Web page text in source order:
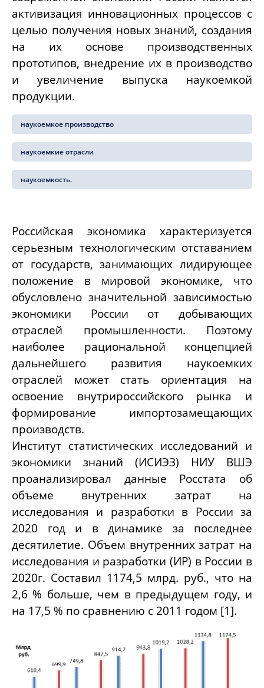
активизация инновационных процессов с
целью получения новых знаний, создания
на их основе производственных
прототипов, внедрение их в производство
и увеличение выпуска наукоемкой
продукции.
наукоемкое производство
наукоемкие отрасли
наукоемкость.
Российская экономика характеризуется
серьезным технологическим отставанием
от государств, занимающих лидирующее
положение в мировой экономике, что
обусловлено значительной зависимостью
экономики России от добывающих
отраслей промышленности. Поэтому
наиболее рациональной концепцией
дальнейшего развития наукоемких
отраслей может стать ориентация на
освоение внутрироссийского рынка и
формирование импортозамещающих
производств.
Институт статистических исследований и
экономики знаний (ИСИЭЗ) НИУ ВШЭ
проанализировал данные Росстата об
объеме внутренних затрат на
исследования и разработки в России за
2020 год и в динамике за последнее
десятилетие. Объем внутренних затрат на
исследования и разработки (ИР) в России в
2020г. Составил 1174,5 млрд. руб., что на
2,6 % больше, чем в предыдущем году, и
на 17,5 % по сравнению с 2011 годом [1].